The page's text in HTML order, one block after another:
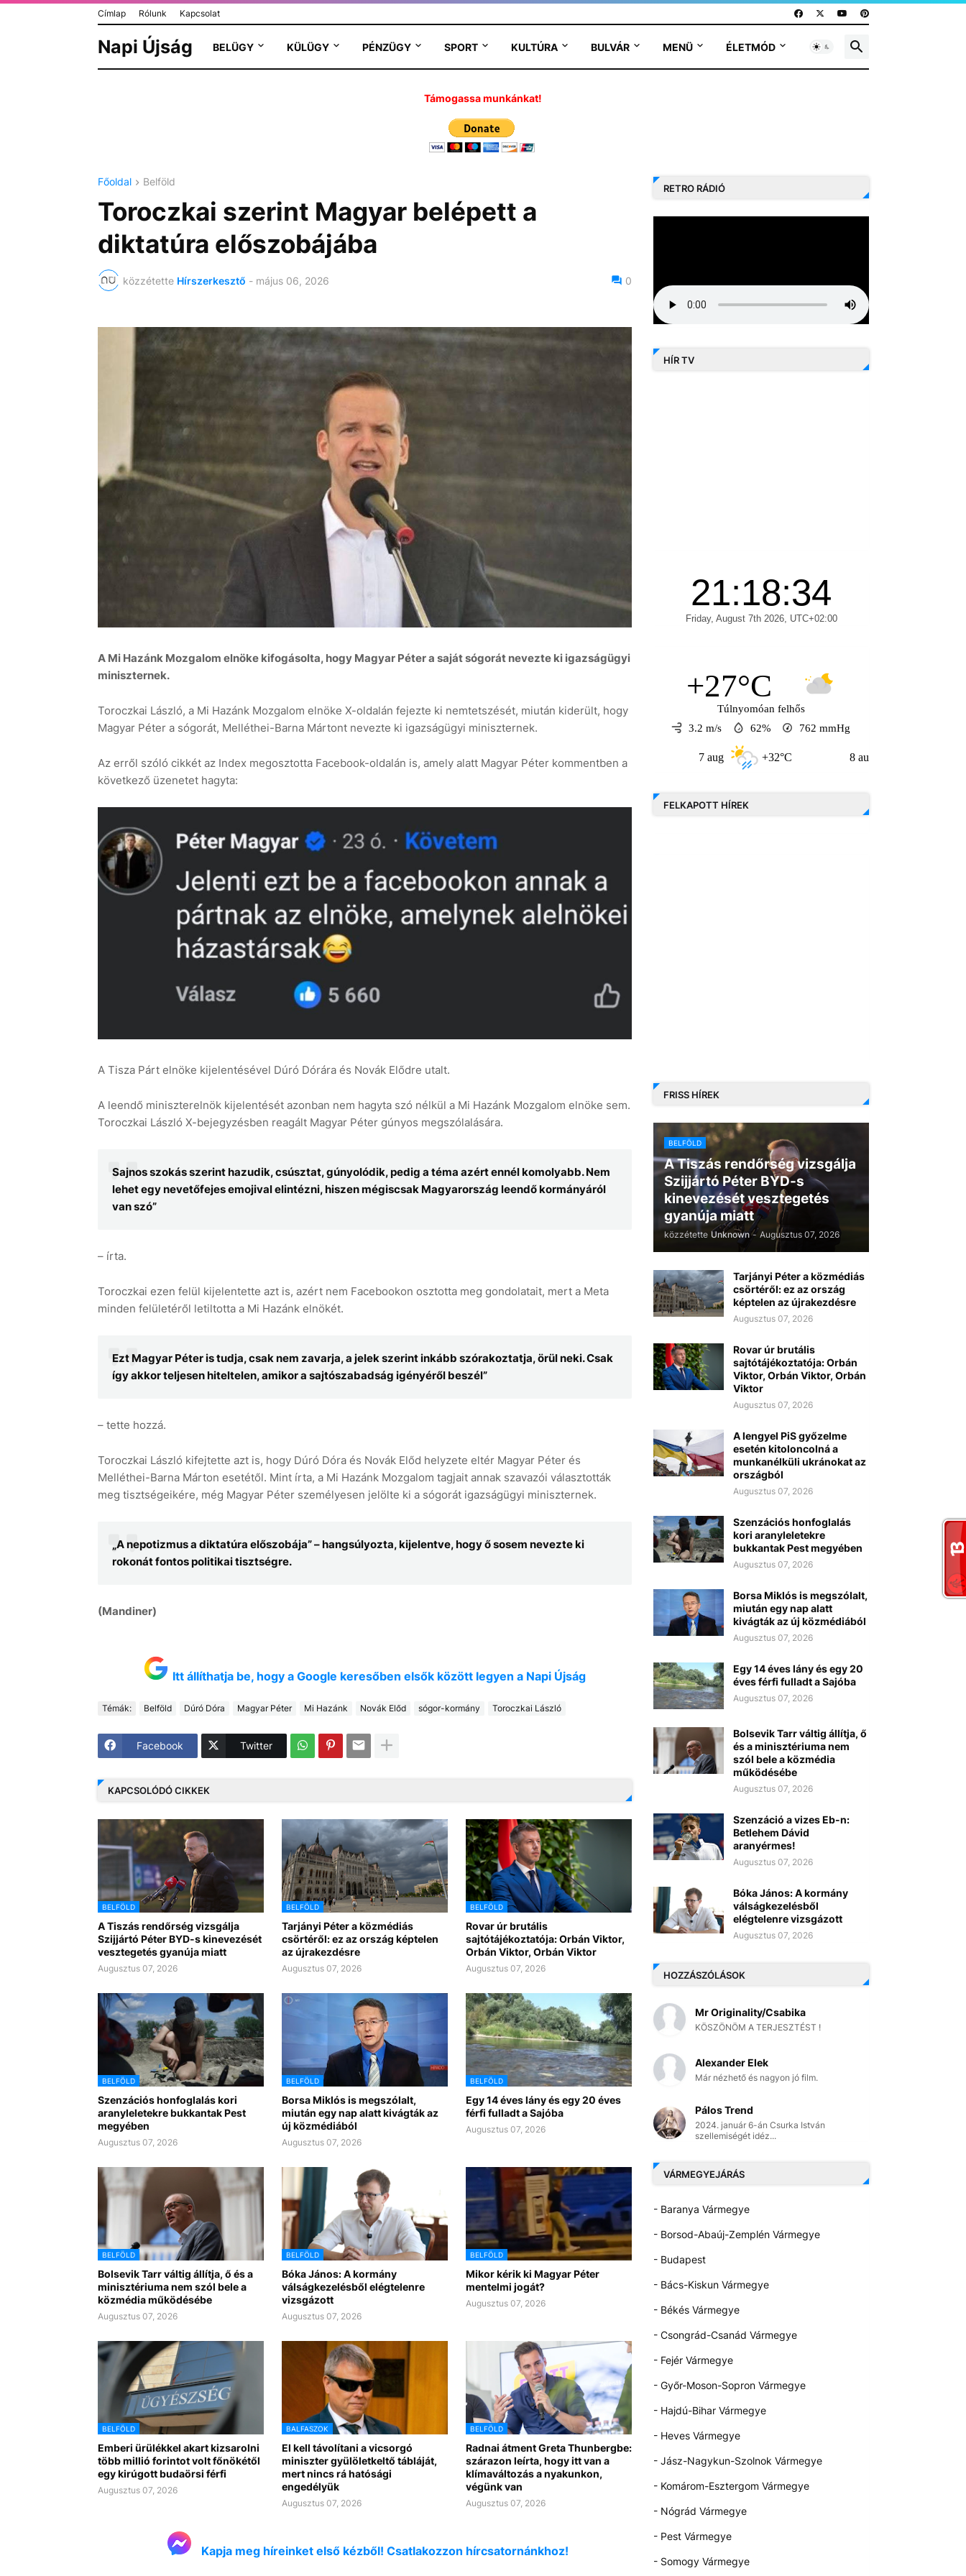
Címlap Rólunk Kapcsolat
Napi Újság BELÜGY KÜLÜGY PÉNZÜGY SPORT KULTÚRA BULVÁR MENÜ ÉLETMÓD
Támogassa munkánkat!
Főoldal Belföld
Toroczkai szerint Magyar belépett a
diktatúra előszobájába
közzétette Hírszerkesztő - május 06, 2026 0
A Mi Hazánk Mozgalom elnöke kifogásolta, hogy Magyar Péter a saját sógorát nevezte ki igazságügyi
miniszternek.
Toroczkai László, a Mi Hazánk Mozgalom elnöke X-oldalán fejezte ki nemtetszését, miután kiderült, hogy
Magyar Péter a sógorát, Melléthei-Barna Mártont nevezte ki igazságügyi miniszternek.
Az erről szóló cikkét az Index megosztotta Facebook-oldalán is, amely alatt Magyar Péter kommentben a
következő üzenetet hagyta:
A Tisza Párt elnöke kijelentésével Dúró Dórára és Novák Elődre utalt.
A leendő miniszterelnök kijelentését azonban nem hagyta szó nélkül a Mi Hazánk Mozgalom elnöke sem.
Toroczkai László X-bejegyzésben reagált Magyar Péter gúnyos megszólalására.
Sajnos szokás szerint hazudik, csúsztat, gúnyolódik, pedig a téma azért ennél komolyabb. Nem
lehet egy nevetőfejes emojival elintézni, hiszen mégiscsak Magyarország leendő kormányáról
van szó”
– írta.
Toroczkai ezen felül kijelentette azt is, azért nem Facebookon osztotta meg gondolatait, mert a Meta
minden felületéről letiltotta a Mi Hazánk elnökét.
Ezt Magyar Péter is tudja, csak nem zavarja, a jelek szerint inkább szórakoztatja, örül neki. Csak
így akkor teljesen hiteltelen, amikor a sajtószabadság igényéről beszél”
– tette hozzá.
Toroczkai László kifejtette azt is, hogy Dúró Dóra és Novák Előd helyzete eltér Magyar Péter és
Melléthei-Barna Márton esetétől. Mint írta, a Mi Hazánk Mozgalom tagjait annak szavazói választották
meg tisztségeikére, még Magyar Péter személyesen jelölte ki a sógorát igazságügyi miniszternek.
„A nepotizmus a diktatúra előszobája” – hangsúlyozta, kijelentve, hogy ő sosem nevezte ki
rokonát fontos politikai tisztségre.
(Mandiner)
Itt állíthatja be, hogy a Google keresőben elsők között legyen a Napi Újság
Témák: Belföld Dúró Dóra Magyar Péter Mi Hazánk Novák Előd sógor-kormány Toroczkai László
Facebook Twitter
KAPCSOLÓDÓ CIKKEK
BELFÖLD
A Tiszás rendőrség vizsgálja
Szijjártó Péter BYD-s kinevezését
vesztegetés gyanúja miatt
Augusztus 07, 2026
BELFÖLD
Tarjányi Péter a közmédiás
csörtéről: ez az ország képtelen
az újrakezdésre
Augusztus 07, 2026
BELFÖLD
Rovar úr brutális
sajtótájékoztatója: Orbán Viktor,
Orbán Viktor, Orbán Viktor
Augusztus 07, 2026
BELFÖLD
Szenzációs honfoglalás kori
aranyleletekre bukkantak Pest
megyében
Augusztus 07, 2026
BELFÖLD
Borsa Miklós is megszólalt,
miután egy nap alatt kivágták az
új közmédiából
Augusztus 07, 2026
BELFÖLD
Egy 14 éves lány és egy 20 éves
férfi fulladt a Sajóba
Augusztus 07, 2026
BELFÖLD
Bolsevik Tarr váltig állítja, ő és a
minisztériuma nem szól bele a
közmédia működésébe
Augusztus 07, 2026
BELFÖLD
Bóka János: A kormány
válságkezelésből elégtelenre
vizsgázott
Augusztus 07, 2026
BELFÖLD
Mikor kérik ki Magyar Péter
mentelmi jogát?
Augusztus 07, 2026
BELFÖLD
Emberi ürülékkel akart kizsarolni
több millió forintot volt főnökétől
egy kirúgott budaörsi férfi
Augusztus 07, 2026
BALFASZOK
El kell távolítani a vicsorgó
miniszter gyülöletkeltő tábláját,
mert nincs rá hatósági
engedélyük
Augusztus 07, 2026
BELFÖLD
Radnai átment Greta Thunbergbe:
szárazon leírta, hogy itt van a
klímaváltozás a nyakunkon,
végünk van
Augusztus 07, 2026
Kapja meg híreinket első kézből! Csatlakozzon hírcsatornánkhoz!
RETRO RÁDIÓ
HÍR TV
+27°C
Túlnyomóan felhős
3.2 m/s
62% 762 mmHg
+32°C +30°C
FELKAPOTT HÍREK
FRISS HÍREK
BELFÖLD
A Tiszás rendőrség vizsgálja
Szijjártó Péter BYD-s
kinevezését vesztegetés
gyanúja miatt
közzétette Unknown - Augusztus 07, 2026
Tarjányi Péter a közmédiás
csörtéről: ez az ország
képtelen az újrakezdésre
Augusztus 07, 2026
Rovar úr brutális
sajtótájékoztatója: Orbán
Viktor, Orbán Viktor, Orbán
Viktor
Augusztus 07, 2026
A lengyel PiS győzelme
esetén kitoloncolná a
munkanélküli ukránokat az
országból
Augusztus 07, 2026
Szenzációs honfoglalás
kori aranyleletekre
bukkantak Pest megyében
Augusztus 07, 2026
Borsa Miklós is megszólalt,
miután egy nap alatt
kivágták az új közmédiából
Augusztus 07, 2026
Egy 14 éves lány és egy 20
éves férfi fulladt a Sajóba
Augusztus 07, 2026
Bolsevik Tarr váltig állítja, ő
és a minisztériuma nem
szól bele a közmédia
működésébe
Augusztus 07, 2026
Szenzáció a vizes Eb-n:
Betlehem Dávid
aranyérmes!
Augusztus 07, 2026
Bóka János: A kormány
válságkezelésből
elégtelenre vizsgázott
Augusztus 07, 2026
HOZZÁSZÓLÁSOK
Mr Originality/Csabika
KÖSZÖNÖM A TERJESZTÉST !
Alexander Elek
Már nézhető és nagyon jó film.
Pálos Trend
2024. január 6-án Csurka István
szellemiségét idéz...
VÁRMEGYEJÁRÁS
- Baranya Vármegye
- Borsod-Abaúj-Zemplén Vármegye
- Budapest
- Bács-Kiskun Vármegye
- Békés Vármegye
- Csongrád-Csanád Vármegye
- Fejér Vármegye
- Győr-Moson-Sopron Vármegye
- Hajdú-Bihar Vármegye
- Heves Vármegye
- Jász-Nagykun-Szolnok Vármegye
- Komárom-Esztergom Vármegye
- Nógrád Vármegye
- Pest Vármegye
- Somogy Vármegye